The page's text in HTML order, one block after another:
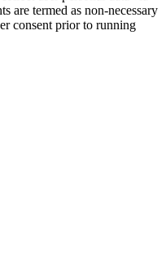
are termed as non-necessary
consent prior to running